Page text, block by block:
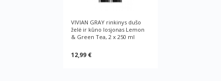
VIVIAN GRAY rinkinys dušo
želė ir kūno losjonas Lemon
& Green Tea, 2 x 250 ml
12,99 €